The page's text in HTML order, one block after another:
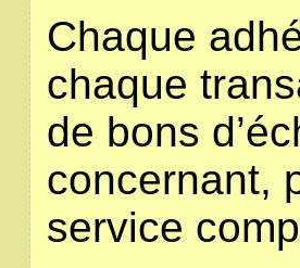
Chaque
chaque
de bons
concernant,
service